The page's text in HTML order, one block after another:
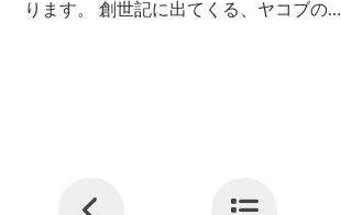
ります。 創世記に出てくる、ヤコブの…